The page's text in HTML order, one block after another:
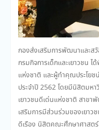
กองส่งเสริมการพัฒนาและส
กรมกิจการเด็กและเยาวชน
แห่งชาติ และผู้ทำคุณประโยช
ประจำปี 2562 โดยมีนิสิตมหา
เยาวชนดีเด่นแห่งชาติ สาขา
เสริมการมีส่วนร่วมของเยา
ดีเรือง นิสิตคณะศึกษาศาสต